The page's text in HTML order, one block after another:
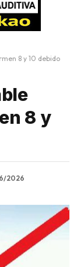
8 y 10 debido
8 y
2026